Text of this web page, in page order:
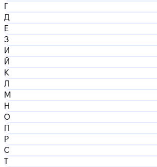
Г
Д
Е
З
И
Й
К
Л
М
Н
О
П
Р
С
Т